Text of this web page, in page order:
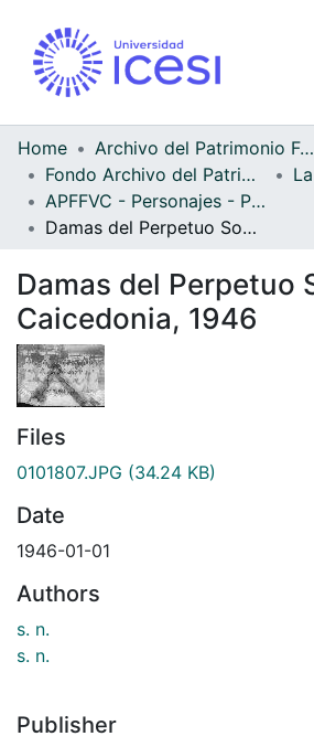
Home
Archivo del Patrimonio Fotográfico y Fílmico del Valle del Cauca
Fondo Archivo del Patrimonio Fotográfico y Fílmico del Valle del Cauca
APFFVC - Personajes - Patrimonial
Damas del Perpetuo Socorro, Caicedonia, 1946
Damas del Perpetuo
Caicedonia, 1946
Files
0101807.JPG (34.24 KB)
Date
1946-01-01
Authors
s. n.
s. n.
Publisher